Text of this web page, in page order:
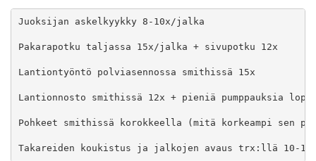
Juoksijan askelkyykky 8-10x/jalka
Pakarapotku taljassa 15x/jalka + sivupotku 12x
Lantiontyöntö polviasennossa smithissä 15x
Lantionnosto smithissä 12x + pieniä pumppauksia
Pohkeet smithissä korokkeella (mitä korkeampi sen
Takareiden koukistus ja jalkojen avaus trx:llä 10-